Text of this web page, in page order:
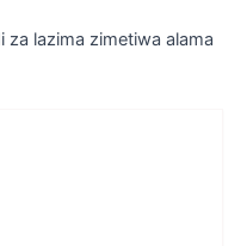
za lazima zimetiwa alama